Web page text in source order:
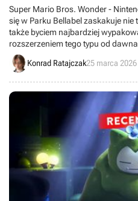
Super Mario Bros. Wonder -
się w Parku Bellabel zaskakuje
także byciem najbardziej
rozszerzeniem tego typu od
Konrad Ratajczak25 marca 2026